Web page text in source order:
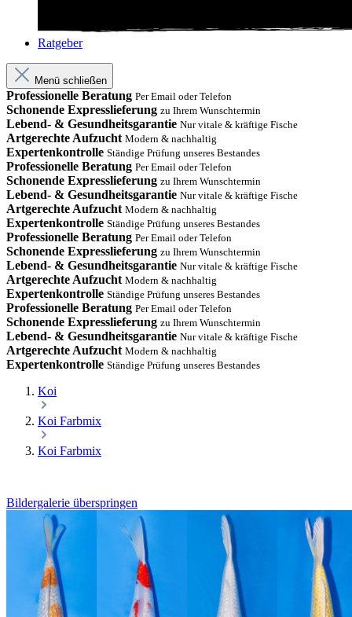
Ratgeber
Menü schließen
Professionelle Beratung Per Email oder Telefon
Schonende Expresslieferung zu Ihrem Wunschtermin
Lebend- & Gesundheitsgarantie Nur vitale & kräftige Fische
Artgerechte Aufzucht Modern & nachhaltig
Expertenkontrolle Ständige Prüfung unseres Bestandes
Professionelle Beratung Per Email oder Telefon
Schonende Expresslieferung zu Ihrem Wunschtermin
Lebend- & Gesundheitsgarantie Nur vitale & kräftige Fische
Artgerechte Aufzucht Modern & nachhaltig
Expertenkontrolle Ständige Prüfung unseres Bestandes
Professionelle Beratung Per Email oder Telefon
Schonende Expresslieferung zu Ihrem Wunschtermin
Lebend- & Gesundheitsgarantie Nur vitale & kräftige Fische
Artgerechte Aufzucht Modern & nachhaltig
Expertenkontrolle Ständige Prüfung unseres Bestandes
Professionelle Beratung Per Email oder Telefon
Schonende Expresslieferung zu Ihrem Wunschtermin
Lebend- & Gesundheitsgarantie Nur vitale & kräftige Fische
Artgerechte Aufzucht Modern & nachhaltig
Expertenkontrolle Ständige Prüfung unseres Bestandes
Koi
Koi Farbmix
Koi Farbmix
Bildergalerie überspringen